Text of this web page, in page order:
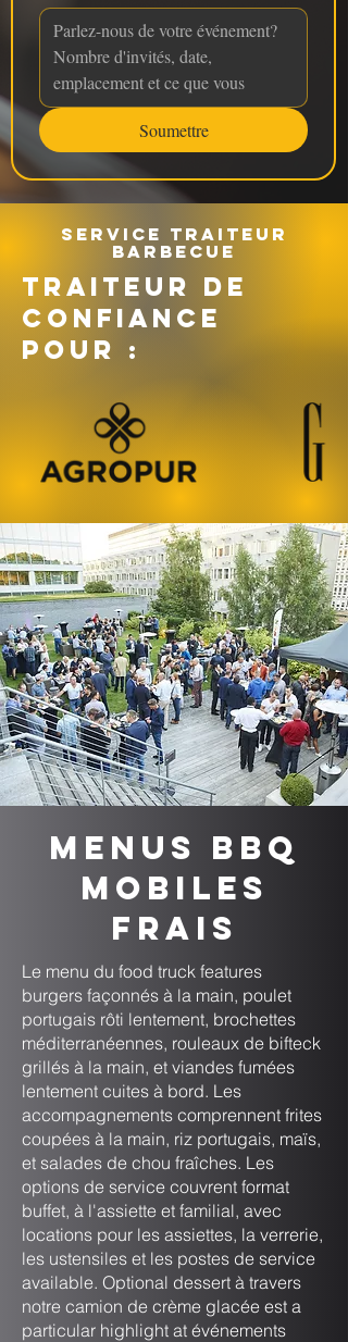
Soumettre
Service traiteur
barbecue
TRAITEUR DE
CONFIANCE
POUR :
Menus BBQ
mobiles
frais
Le menu du food truck features
burgers façonnés à la main, poulet
portugais rôti lentement, brochettes
méditerranéennes, rouleaux de bifteck
grillés à la main, et viandes fumées
lentement cuites à bord. Les
accompagnements comprennent frites
coupées à la main, riz portugais, maïs,
et salades de chou fraîches. Les
options de service couvrent format
buffet, à l'assiette et familial, avec
locations pour les assiettes, la verrerie,
les ustensiles et les postes de service
available. Optional dessert à travers
notre camion de crème glacée est a
particular highlight at événements